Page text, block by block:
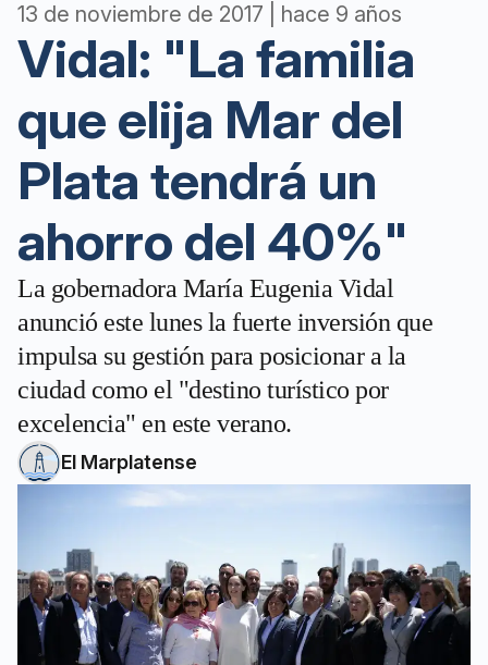
13 de noviembre de 2017 | hace 9 años
Vidal: "La familia
que elija Mar del
Plata tendrá un
ahorro del 40%"
La gobernadora María Eugenia Vidal
anunció este lunes la fuerte inversión que
impulsa su gestión para posicionar a la
ciudad como el "destino turístico por
excelencia" en este verano.
El Marplatense